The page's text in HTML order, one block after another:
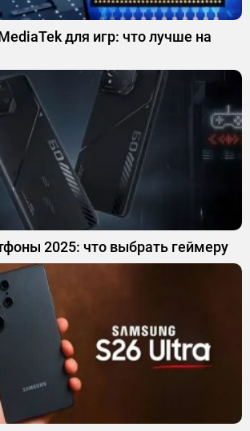
для игр: что лучше на
2025: что выбрать геймеру